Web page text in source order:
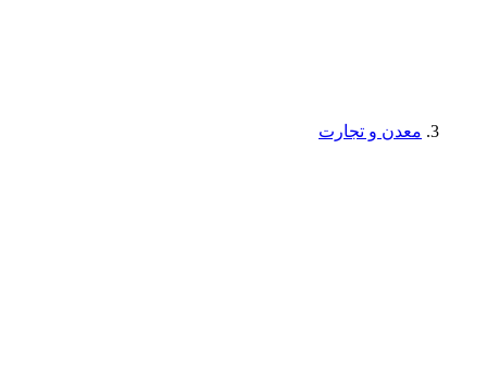
معدن و تجارت